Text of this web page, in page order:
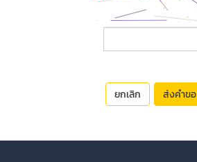
ยกเลิก ส่งคำขอ